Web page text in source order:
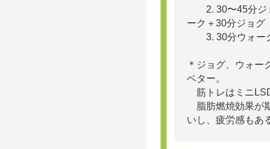
2. 30〜45分ジョ
ーク＋30分
3. 30分ウォーク
＊ジョグ、ウォー
ベター。
筋トレはミニ
脂肪燃焼効果が
いし、疲労感もあ